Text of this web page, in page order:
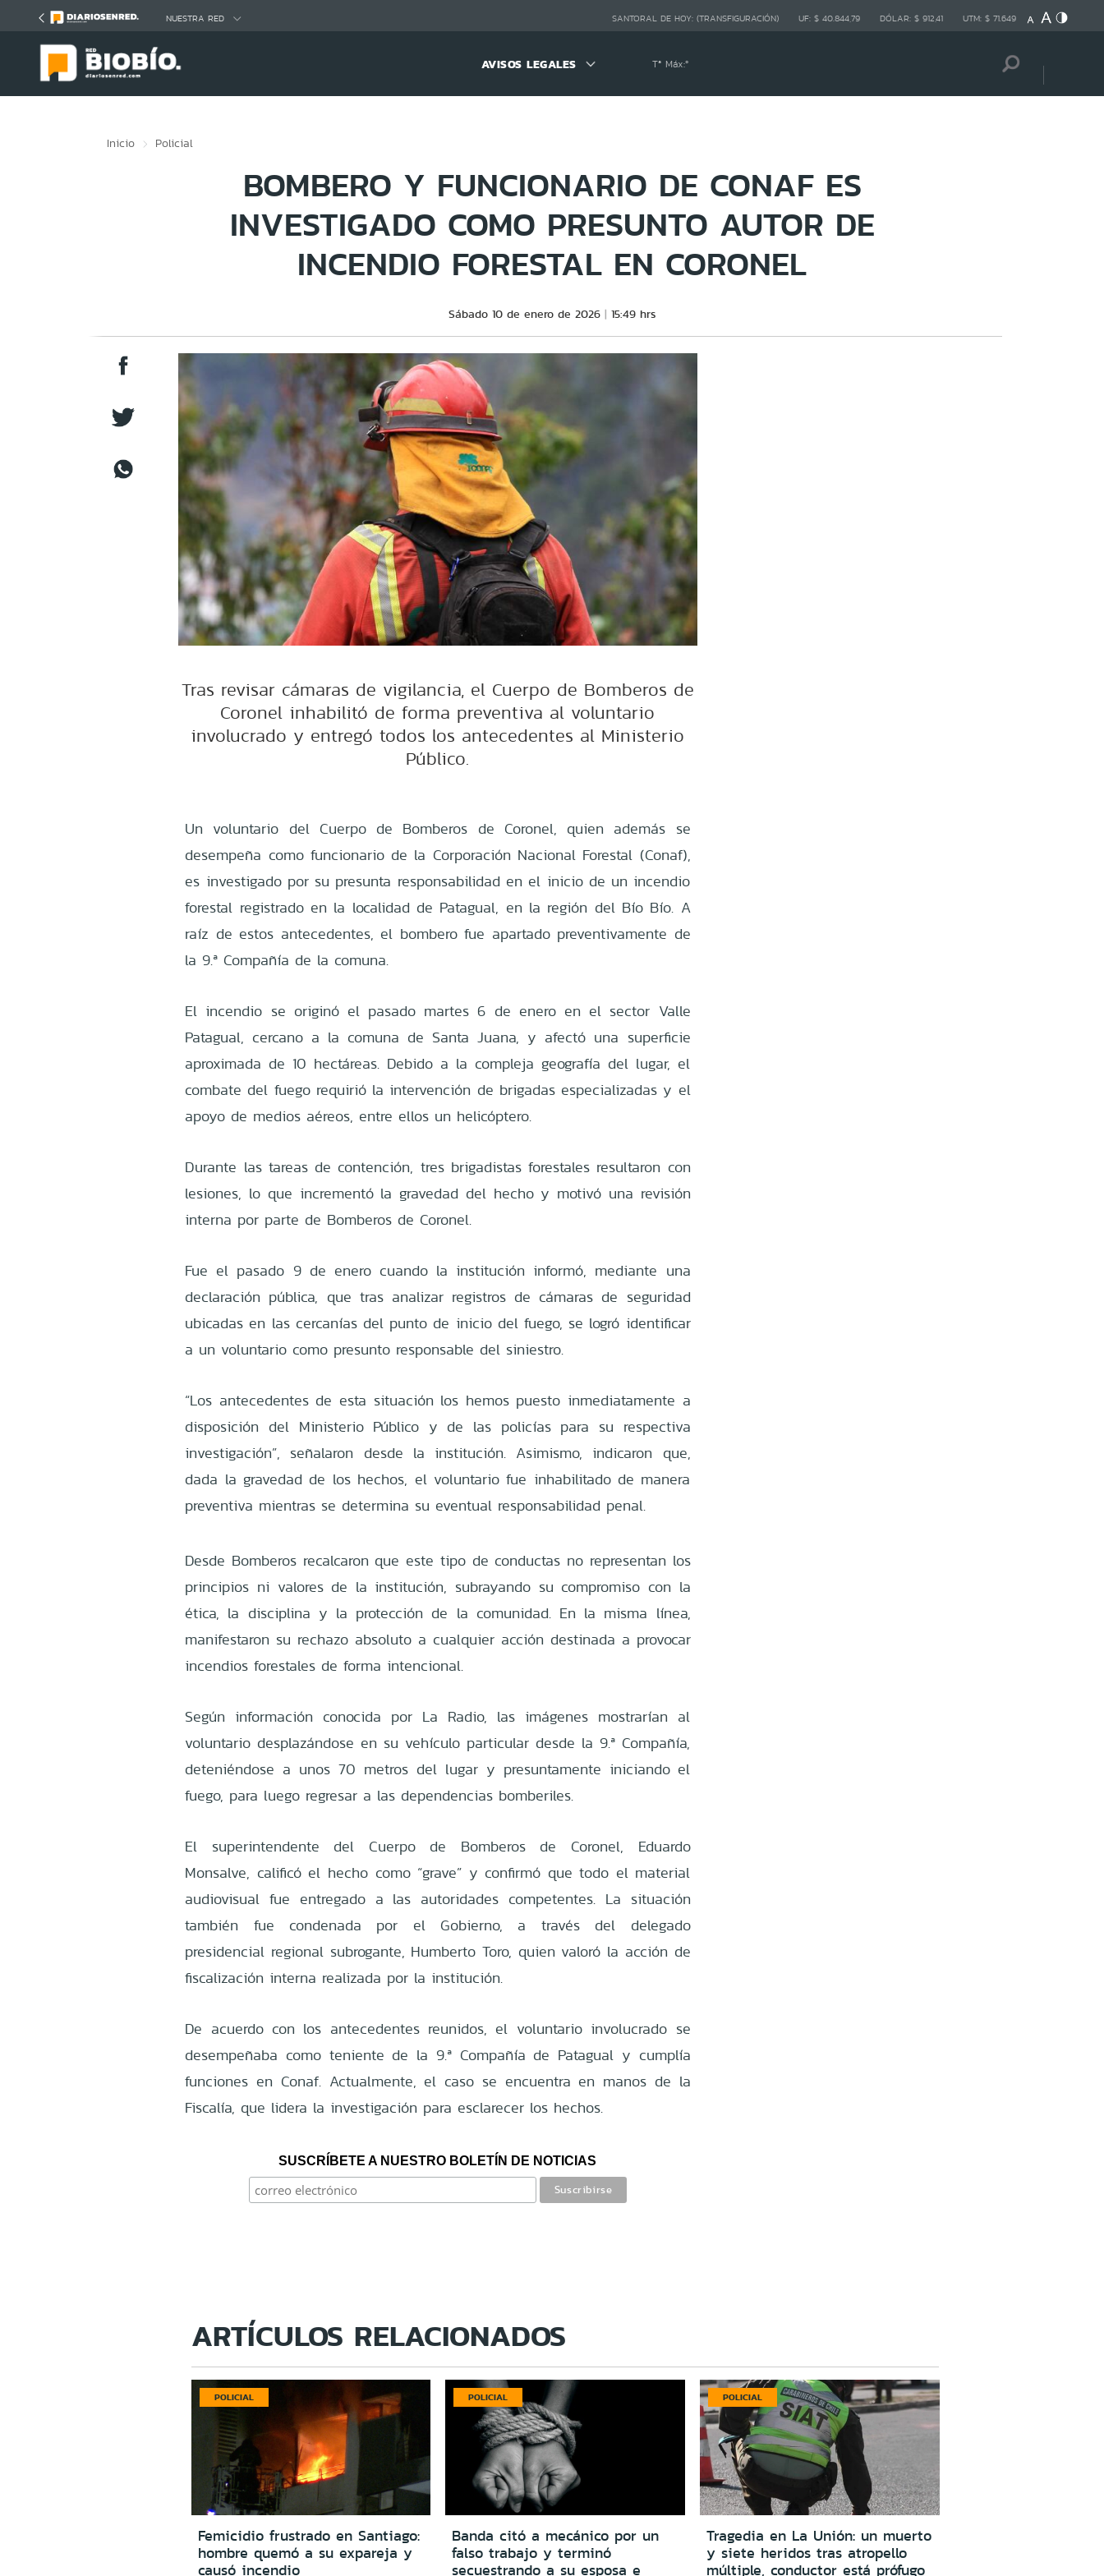
NUESTRA RED SANTORAL DE HOY: (TRANSFIGURACIÓN) UF: $ 40.844,79 DÓLAR: $ 912,41 UTM: $ 71.649
AVISOS LEGALES Tª Máx:º
Inicio Policial
BOMBERO Y FUNCIONARIO DE CONAF ES
INVESTIGADO COMO PRESUNTO AUTOR DE
INCENDIO FORESTAL EN CORONEL
Sábado 10 de enero de 2026 15:49 hrs
Tras revisar cámaras de vigilancia, el Cuerpo de Bomberos de
Coronel inhabilitó de forma preventiva al voluntario
involucrado y entregó todos los antecedentes al Ministerio
Público.
Un voluntario del Cuerpo de Bomberos de Coronel, quien además se
desempeña como funcionario de la Corporación Nacional Forestal (Conaf),
es investigado por su presunta responsabilidad en el inicio de un incendio
forestal registrado en la localidad de Patagual, en la región del Bío Bío. A
raíz de estos antecedentes, el bombero fue apartado preventivamente de
la 9.ª Compañía de la comuna.
El incendio se originó el pasado martes 6 de enero en el sector Valle
Patagual, cercano a la comuna de Santa Juana, y afectó una superficie
aproximada de 10 hectáreas. Debido a la compleja geografía del lugar, el
combate del fuego requirió la intervención de brigadas especializadas y el
apoyo de medios aéreos, entre ellos un helicóptero.
Durante las tareas de contención, tres brigadistas forestales resultaron con
lesiones, lo que incrementó la gravedad del hecho y motivó una revisión
interna por parte de Bomberos de Coronel.
Fue el pasado 9 de enero cuando la institución informó, mediante una
declaración pública, que tras analizar registros de cámaras de seguridad
ubicadas en las cercanías del punto de inicio del fuego, se logró identificar
a un voluntario como presunto responsable del siniestro.
“Los antecedentes de esta situación los hemos puesto inmediatamente a
disposición del Ministerio Público y de las policías para su respectiva
investigación”, señalaron desde la institución. Asimismo, indicaron que,
dada la gravedad de los hechos, el voluntario fue inhabilitado de manera
preventiva mientras se determina su eventual responsabilidad penal.
Desde Bomberos recalcaron que este tipo de conductas no representan los
principios ni valores de la institución, subrayando su compromiso con la
ética, la disciplina y la protección de la comunidad. En la misma línea,
manifestaron su rechazo absoluto a cualquier acción destinada a provocar
incendios forestales de forma intencional.
Según información conocida por La Radio, las imágenes mostrarían al
voluntario desplazándose en su vehículo particular desde la 9.ª Compañía,
deteniéndose a unos 70 metros del lugar y presuntamente iniciando el
fuego, para luego regresar a las dependencias bomberiles.
El superintendente del Cuerpo de Bomberos de Coronel, Eduardo
Monsalve, calificó el hecho como “grave” y confirmó que todo el material
audiovisual fue entregado a las autoridades competentes. La situación
también fue condenada por el Gobierno, a través del delegado
presidencial regional subrogante, Humberto Toro, quien valoró la acción de
fiscalización interna realizada por la institución.
De acuerdo con los antecedentes reunidos, el voluntario involucrado se
desempeñaba como teniente de la 9.ª Compañía de Patagual y cumplía
funciones en Conaf. Actualmente, el caso se encuentra en manos de la
Fiscalía, que lidera la investigación para esclarecer los hechos.
SUSCRÍBETE A NUESTRO BOLETÍN DE NOTICIAS
ARTÍCULOS RELACIONADOS
POLICIAL
Femicidio frustrado en Santiago:
hombre quemó a su expareja y
causó incendio
POLICIAL
Banda citó a mecánico por un
falso trabajo y terminó
secuestrando a su esposa e
POLICIAL
Tragedia en La Unión: un muerto
y siete heridos tras atropello
múltiple, conductor está prófugo